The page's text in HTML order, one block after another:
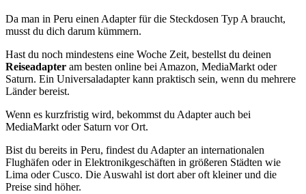
Da man in Peru einen Adapter für die Steckdosen Typ A braucht,
musst du dich darum kümmern.
Hast du noch mindestens eine Woche Zeit, bestellst du deinen
Reiseadapter am besten online bei Amazon, MediaMarkt oder
Saturn. Ein Universaladapter kann praktisch sein, wenn du mehrere
Länder bereist.
Wenn es kurzfristig wird, bekommst du Adapter auch bei
MediaMarkt oder Saturn vor Ort.
Bist du bereits in Peru, findest du Adapter an internationalen
Flughäfen oder in Elektronikgeschäften in größeren Städten wie
Lima oder Cusco. Die Auswahl ist dort aber oft kleiner und die
Preise sind höher.